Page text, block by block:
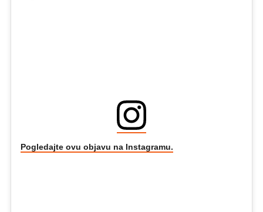
Pogledajte ovu objavu na Instagramu.